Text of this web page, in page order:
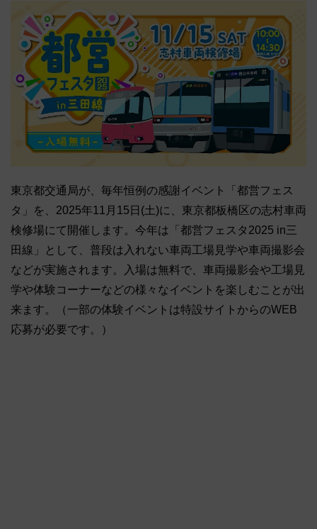
東京都交通局が、毎年恒例の感謝イベント「都営フェス
タ」を、2025年11月15日(土)に、東京都板橋区の志村車両
検修場にて開催します。今年は「都営フェスタ2025 in三
田線」として、普段は入れない車両工場見学や車両撮影会
などが実施されます。入場は無料で、車両撮影会や工場見
学や体験コーナーなどの様々なイベントを楽しむことが出
来ます。（一部の体験イベントは特設サイトからのWEB
応募が必要です。）